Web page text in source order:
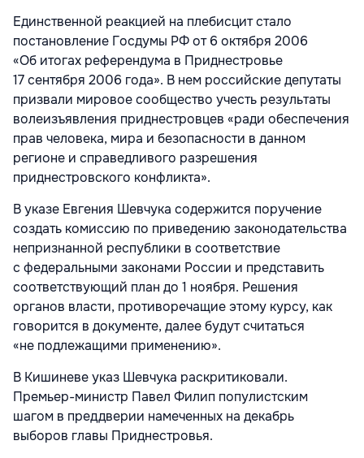
Единственной реакцией на плебисцит стало
постановление Госдумы РФ от 6 октября 2006
«Об итогах референдума в Приднестровье
17 сентября 2006 года». В нем российские депутаты
призвали мировое сообщество учесть результаты
волеизъявления приднестровцев «ради обеспечения
прав человека, мира и безопасности в данном
регионе и справедливого разрешения
приднестровского конфликта».
В указе Евгения Шевчука содержится поручение
создать комиссию по приведению законодательства
непризнанной республики в соответствие
с федеральными законами России и представить
соответствующий план до 1 ноября. Решения
органов власти, противоречащие этому курсу, как
говорится в документе, далее будут считаться
«не подлежащими применению».
В Кишиневе указ Шевчука раскритиковали.
Премьер-министр Павел Филип популистским
шагом в преддверии намеченных на декабрь
выборов главы Приднестровья.